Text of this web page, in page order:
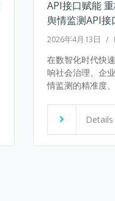
API接口赋能
舆情监测API
2026年4月13日 /
在数智化时代快
响社会治理、企
情监测的精准度
Details